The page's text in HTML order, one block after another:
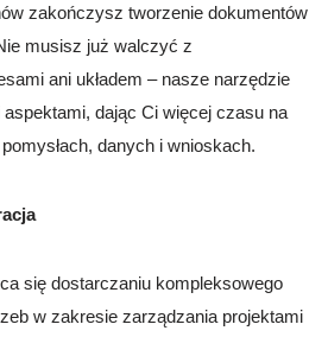
zakończysz tworzenie dokumentów
musisz już walczyć z
ani układem – nasze narzędzie
dając Ci więcej czasu na
danych i wnioskach.
się dostarczaniu kompleksowego
w zakresie zarządzania projektami